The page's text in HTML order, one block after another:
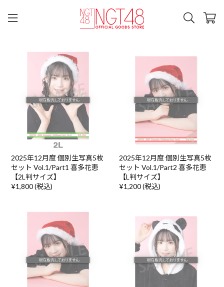
2025年12月度 個別生写真5枚
セット Vol.1/Part1 喜多花恵
【2L判サイズ】
¥1,800 (税込)
2025年12月度 個別生写真5枚
セット Vol.1/Part2 喜多花恵
【L判サイズ】
¥1,200 (税込)